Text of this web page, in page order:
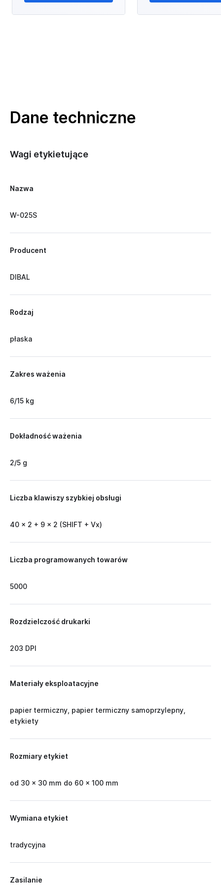
Dane techniczne
Wagi etykietujące
Nazwa
W-025S
Producent
DIBAL
Rodzaj
płaska
Zakres ważenia
6/15 kg
Dokładność ważenia
2/5 g
Liczba klawiszy szybkiej obsługi
40 x 2 + 9 x 2 (SHIFT + Vx)
Liczba programowanych towarów
5000
Rozdzielczość drukarki
203 DPI
Materiały eksploatacyjne
papier termiczny, papier termiczny samoprzylepny,
etykiety
Rozmiary etykiet
od 30 x 30 mm do 60 x 100 mm
Wymiana etykiet
tradycyjna
Zasilanie